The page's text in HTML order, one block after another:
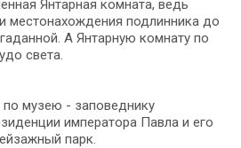
Янтарная комната, ведь
местонахождения подлинника до
А Янтарную комнату по
света.
музею - заповеднику
императора Павла и его
парк.